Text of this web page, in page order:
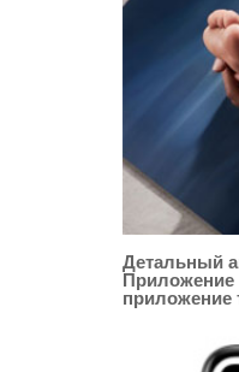
Детальный
Приложение
приложение